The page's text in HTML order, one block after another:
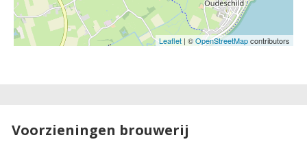
Leaflet | ©OpenStreetMapcontributors
Voorzieningen brouwerij